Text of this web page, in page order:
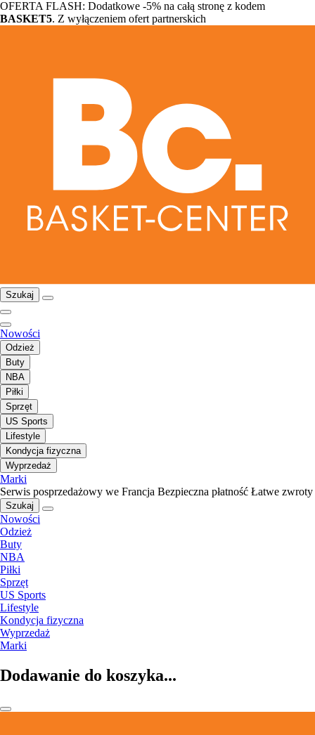
OFERTA FLASH: Dodatkowe -5% na całą stronę z kodem
BASKET5. Z wyłączeniem ofert partnerskich
Szukaj
Nowości
Odzież
Buty
NBA
Piłki
Sprzęt
US Sports
Lifestyle
Kondycja fizyczna
Wyprzedaż
Marki
Serwis posprzedażowy we Francja Bezpieczna płatność Łatwe zwroty
Szukaj
Nowości
Odzież
Buty
NBA
Piłki
Sprzęt
US Sports
Lifestyle
Kondycja fizyczna
Wyprzedaż
Marki
Dodawanie do koszyka...